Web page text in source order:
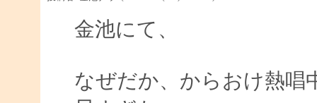
金池にて、
なぜだか、からおけ熱唱